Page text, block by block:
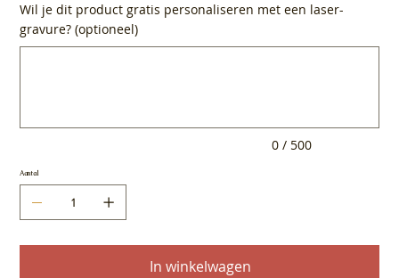
Wil je dit product gratis personaliseren met een laser-
gravure? (optioneel)
0 / 500
Aantal
In winkelwagen